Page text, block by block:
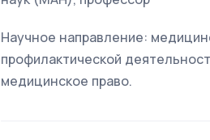
Научное направление:
профилактической
медицинское право.